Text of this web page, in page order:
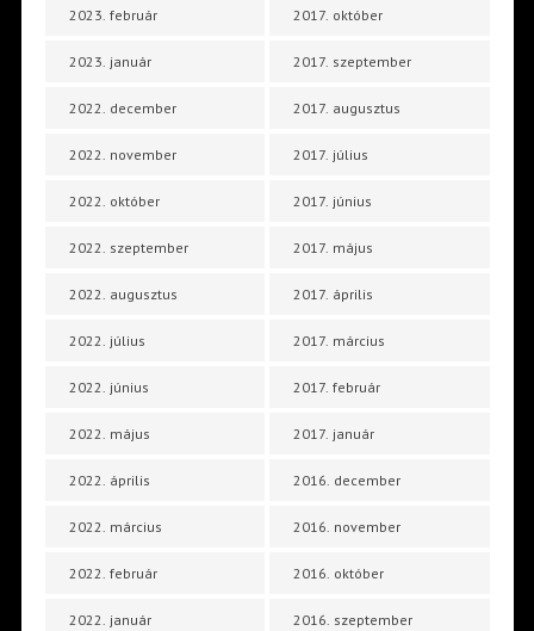
2023. február
2023. január
2022. december
2022. november
2022. október
2022. szeptember
2022. augusztus
2022. július
2022. június
2022. május
2022. április
2022. március
2022. február
2022. január
2017. október
2017. szeptember
2017. augusztus
2017. július
2017. június
2017. május
2017. április
2017. március
2017. február
2017. január
2016. december
2016. november
2016. október
2016. szeptember